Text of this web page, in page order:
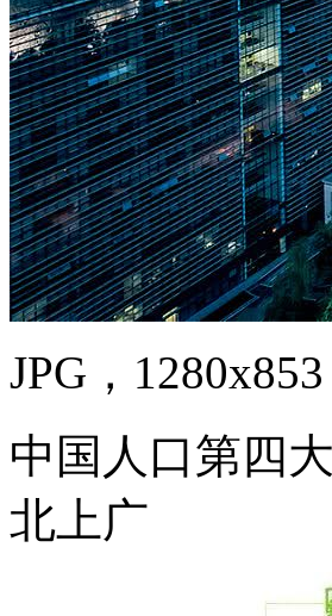
JPG，
中国人口第四
北上广